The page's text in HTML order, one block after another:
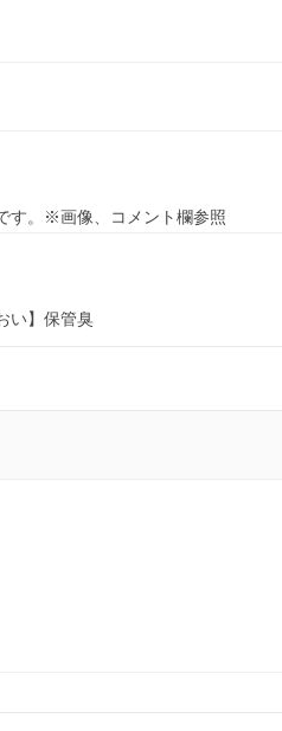
す。※画像、コメント欄参照
い】保管臭